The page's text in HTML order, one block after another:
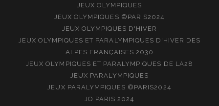
JEUX OLYMPIQUES
JEUX OLYMPIQUES ©PARIS2024
JEUX OLYMPIQUES D'HIVER
JEUX OLYMPIQUES ET PARALYMPIQUES D'HIVER DES
ALPES FRANÇAISES 2030
JEUX OLYMPIQUES ET PARALYMPIQUES DE LA28
JEUX PARALYMPIQUES
JEUX PARALYMPIQUES ©PARIS2024
JO PARIS 2024